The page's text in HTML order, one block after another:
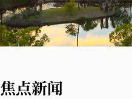
焦点新闻